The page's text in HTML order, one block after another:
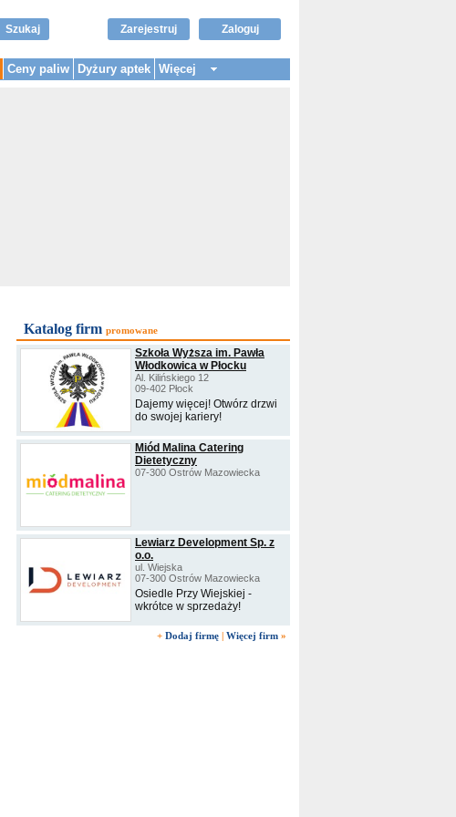
Szukaj Zaloguj
Zarejestruj
Ceny paliw Dyżury aptek Więcej
Katalog firm promowane
Szkoła Wyższa im. Pawła
Włodkowica w Płocku
Al. Kilińskiego 12
09-402 Płock
Dajemy więcej! Otwórz drzwi
do swojej kariery!
Miód Malina Catering
Dietetyczny
07-300 Ostrów Mazowiecka
Lewiarz Development Sp. z
o.o.
ul. Wiejska
07-300 Ostrów Mazowiecka
Osiedle Przy Wiejskiej -
wkrótce w sprzedaży!
+ Dodaj firmę | Więcej firm »